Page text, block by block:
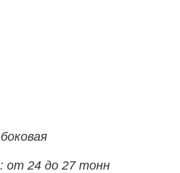
от 24 до 27 тонн